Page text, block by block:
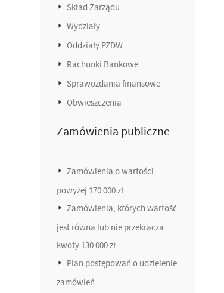
Skład Zarządu
Wydziały
Oddziały PZDW
Rachunki Bankowe
Sprawozdania finansowe
Obwieszczenia
Zamówienia publiczne
Zamówienia o wartości
powyżej 170 000 zł
Zamówienia, których wartość
jest równa lub nie przekracza
kwoty 130 000 zł
Plan postępowań o udzielenie
zamówień